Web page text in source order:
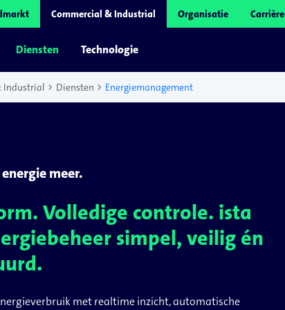
Commercial & Industrial Organisatie Carrière
Diensten Technologie
Industrial chevron_right Diensten chevron_right Energiemanagement
meer.
Volledige controle. ista
simpel, veilig én
met realtime inzicht, automatische